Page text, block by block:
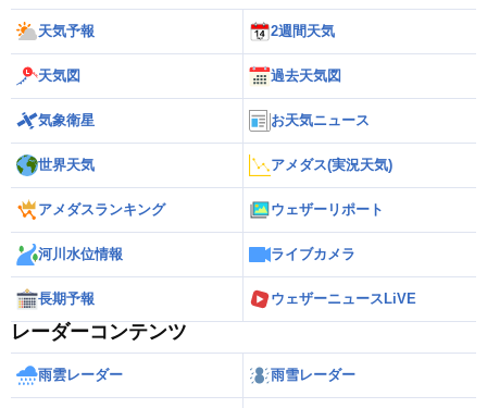
天気予報 2週間天気
天気図 過去天気図
気象衛星 お天気ニュース
世界天気 アメダス(実況天気)
アメダスランキング ウェザーリポート
河川水位情報 ライブカメラ
長期予報 ウェザーニュースLiVE
レーダーコンテンツ
雨雲レーダー 雨雪レーダー